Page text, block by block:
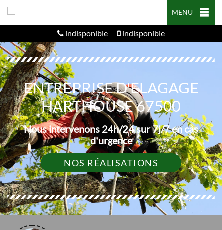
MENU
indisponible indisponible
ENTREPRISE D'ELAGAGE
HARTHOUSE 67500
Nous intervenons 24h/24 sur 7j/7 en cas
d'urgence
NOS RÉALISATIONS